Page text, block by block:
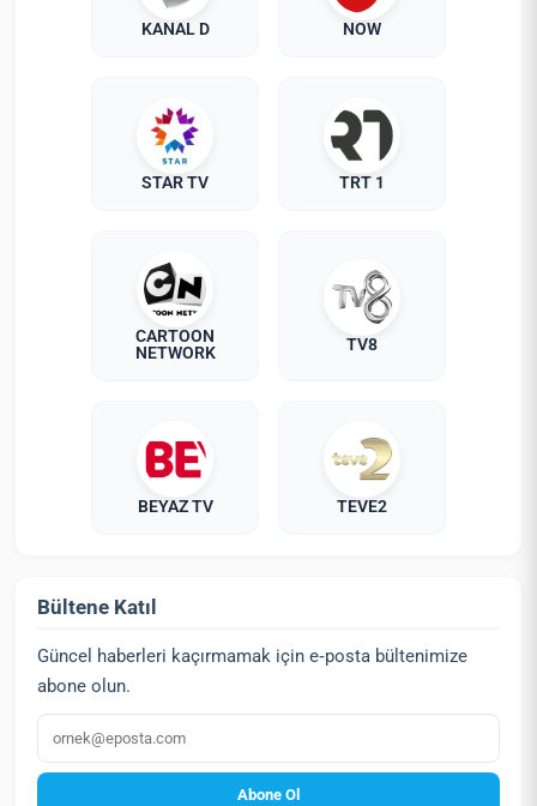
KANAL D NOW
STAR TV TRT 1
CARTOON
NETWORK
TV8
BEYAZ TV TEVE2
Bültene Katıl
Güncel haberleri kaçırmamak için e‑posta bültenimize
abone olun.
E‑posta
Abone Ol